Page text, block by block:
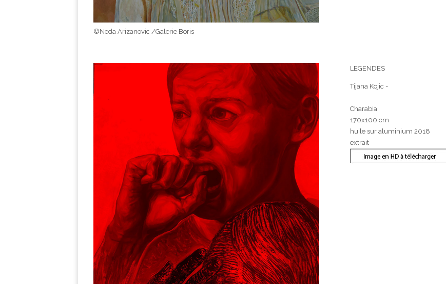
©Neda Arizanovic /Galerie Boris
LEGENDES
Tijana Kojic -
Charabia
170x100 cm
huile sur aluminium 2018
extrait